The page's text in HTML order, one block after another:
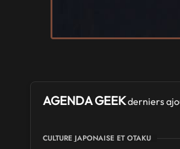
AGENDA GEEKderniers
CULTURE JAPONAISE ET OTAKU